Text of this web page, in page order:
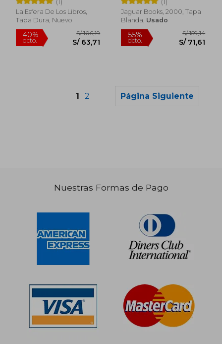
dcto. S/ 64,23 dcto.
La Esfera De Los Libros,
Tapa Dura, Nuevo
Jaguar Books, 2000, Tapa
Blanda, Usado
1 2 Página Siguiente
Nuestras Formas de Pago